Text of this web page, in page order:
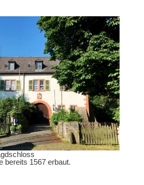
bereits 1567 erbaut.